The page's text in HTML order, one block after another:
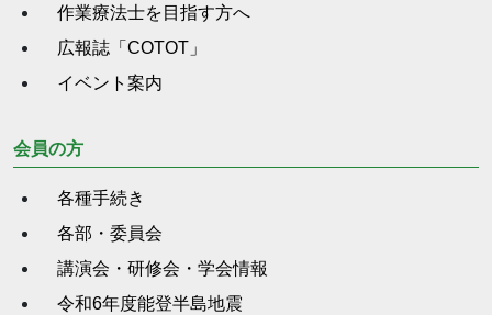
作業療法士を目指す方へ
広報誌「COTOT」
イベント案内
会員の方
各種手続き
各部・委員会
講演会・研修会・学会情報
令和6年度能登半島地震